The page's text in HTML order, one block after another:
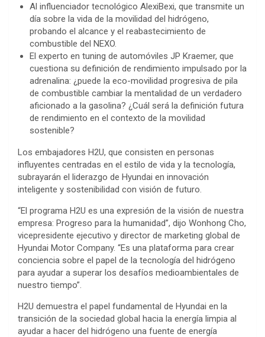
Al influenciador tecnológico AlexiBexi, que transmite un
día sobre la vida de la movilidad del hidrógeno,
probando el alcance y el reabastecimiento de
combustible del NEXO.
El experto en tuning de automóviles JP Kraemer, que
cuestiona su definición de rendimiento impulsado por la
adrenalina: ¿puede la eco-movilidad progresiva de pila
de combustible cambiar la mentalidad de un verdadero
aficionado a la gasolina? ¿Cuál será la definición futura
de rendimiento en el contexto de la movilidad
sostenible?
Los embajadores H2U, que consisten en personas
influyentes centradas en el estilo de vida y la tecnología,
subrayarán el liderazgo de Hyundai en innovación
inteligente y sostenibilidad con visión de futuro.
“El programa H2U es una expresión de la visión de nuestra
empresa: Progreso para la humanidad”, dijo Wonhong Cho,
vicepresidente ejecutivo y director de marketing global de
Hyundai Motor Company. “Es una plataforma para crear
conciencia sobre el papel de la tecnología del hidrógeno
para ayudar a superar los desafíos medioambientales de
nuestro tiempo”.
H2U demuestra el papel fundamental de Hyundai en la
transición de la sociedad global hacia la energía limpia al
ayudar a hacer del hidrógeno una fuente de energía